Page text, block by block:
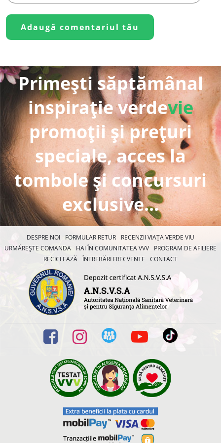
Primești săptămânal
inspirație verdevie
promoții și prețuri
speciale, acces la
tombole și concursuri
exclusive...
DESPRE NOI FORMULAR RETUR
RECENZII VIAȚA VERDE VIU
URMĂREȘTE COMANDA
HAI ÎN COMUNITATEA VVV
PROGRAM DE AFILIERE
RECICLEAZĂ ÎNTREBĂRI FRECVENTE CONTACT